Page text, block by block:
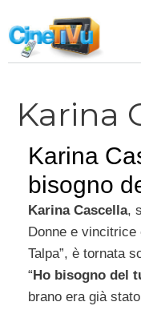
al
contenuto
Karina
Karina
bisogno
Karina Cascella,
Donne e vincitrice
Talpa”, è tornata
“Ho bisogno del
brano era già